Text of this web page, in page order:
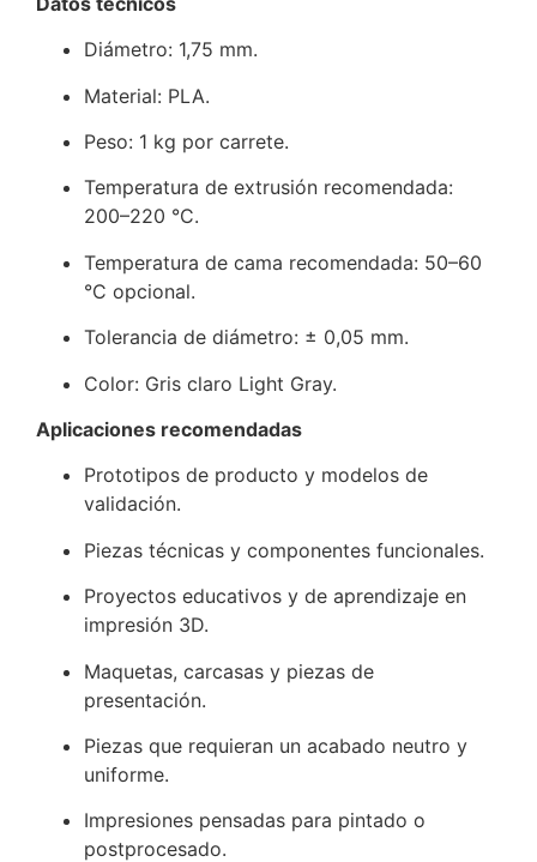
Diámetro: 1,75 mm.
Material: PLA.
Peso: 1 kg por carrete.
Temperatura de extrusión recomendada:
200–220 °C.
Temperatura de cama recomendada: 50–60
°C opcional.
Tolerancia de diámetro: ± 0,05 mm.
Color: Gris claro Light Gray.
Aplicaciones recomendadas
Prototipos de producto y modelos de
validación.
Piezas técnicas y componentes funcionales.
Proyectos educativos y de aprendizaje en
impresión 3D.
Maquetas, carcasas y piezas de
presentación.
Piezas que requieran un acabado neutro y
uniforme.
Impresiones pensadas para pintado o
postprocesado.